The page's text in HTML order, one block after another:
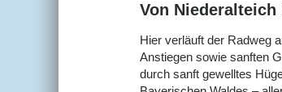
Von Niederalteich
Hier verläuft der Radweg
Anstiegen sowie sanften
durch sanft gewelltes